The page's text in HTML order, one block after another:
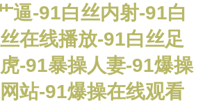
逼-91白丝内射-91白
在线播放-91白丝足
-91暴操人妻-91爆操
站-91爆操在线观看